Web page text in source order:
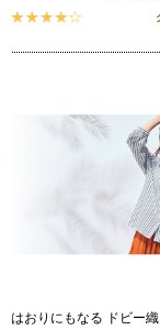
はおりにもなる ドビー